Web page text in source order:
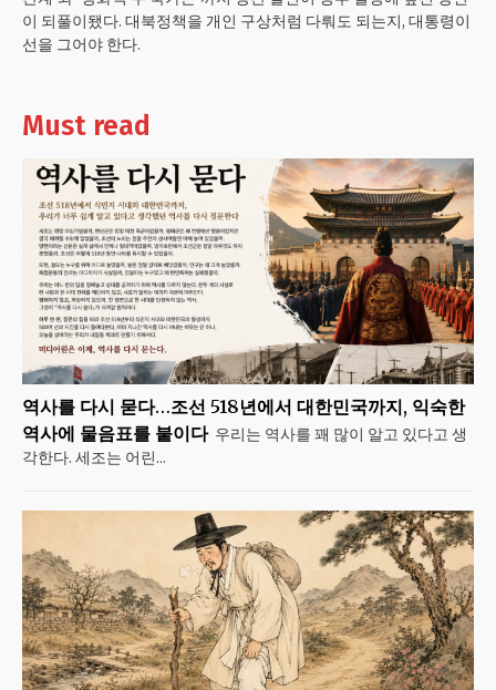
이 되풀이됐다. 대북정책을 개인 구상처럼 다뤄도 되는지, 대통령이
선을 그어야 한다.
Must read
역사를 다시 묻다…조선 518년에서 대한민국까지, 익숙한
역사에 물음표를 붙이다 우리는 역사를 꽤 많이 알고 있다고 생
각한다. 세조는 어린...